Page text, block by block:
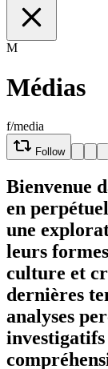
M
Médias
f/media
Follow
Bienvenue
en
une
leurs
culture et
dernières
analyses